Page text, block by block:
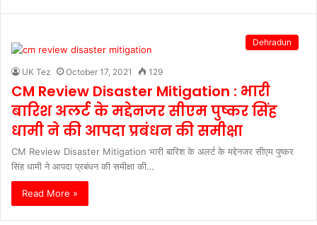
Dehradun
UK Tez October 17, 2021 129
CM Review Disaster Mitigation : भारी
बारिश अलर्ट के मद्देनजर सीएम पुष्कर सिंह
धामी ने की आपदा प्रबंधन की समीक्षा
CM Review Disaster Mitigation भारी बारिश के अलर्ट के मद्देनजर सीएम पुष्कर
सिंह धामी ने आपदा प्रबंधन की समीक्षा की…
Read More »